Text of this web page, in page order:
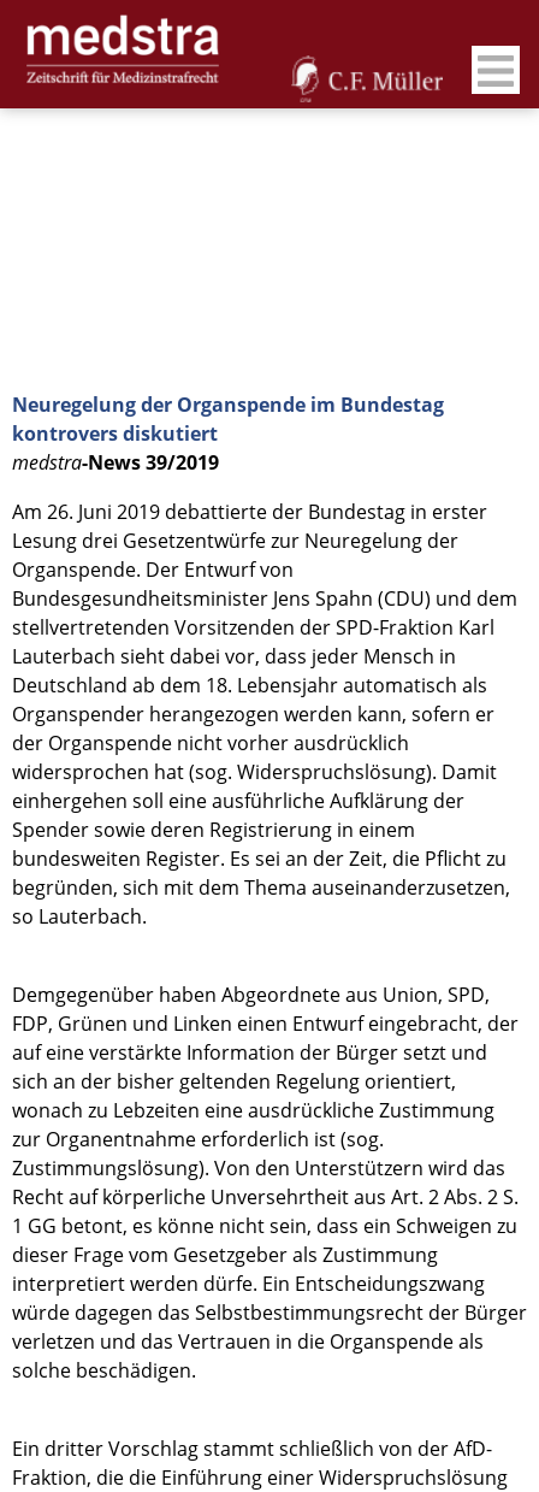
Neuregelung der Organspende im Bundestag
kontrovers diskutiert
medstra-News 39/2019
Am 26. Juni 2019 debattierte der Bundestag in erster
Lesung drei Gesetzentwürfe zur Neuregelung der
Organspende. Der Entwurf von
Bundesgesundheitsminister Jens Spahn (CDU) und dem
stellvertretenden Vorsitzenden der SPD-Fraktion Karl
Lauterbach sieht dabei vor, dass jeder Mensch in
Deutschland ab dem 18. Lebensjahr automatisch als
Organspender herangezogen werden kann, sofern er
der Organspende nicht vorher ausdrücklich
widersprochen hat (sog. Widerspruchslösung). Damit
einhergehen soll eine ausführliche Aufklärung der
Spender sowie deren Registrierung in einem
bundesweiten Register. Es sei an der Zeit, die Pflicht zu
begründen, sich mit dem Thema auseinanderzusetzen,
so Lauterbach.
Demgegenüber haben Abgeordnete aus Union, SPD,
FDP, Grünen und Linken einen Entwurf eingebracht, der
auf eine verstärkte Information der Bürger setzt und
sich an der bisher geltenden Regelung orientiert,
wonach zu Lebzeiten eine ausdrückliche Zustimmung
zur Organentnahme erforderlich ist (sog.
Zustimmungslösung). Von den Unterstützern wird das
Recht auf körperliche Unversehrtheit aus Art. 2 Abs. 2 S.
1 GG betont, es könne nicht sein, dass ein Schweigen zu
dieser Frage vom Gesetzgeber als Zustimmung
interpretiert werden dürfe. Ein Entscheidungszwang
würde dagegen das Selbstbestimmungsrecht der Bürger
verletzen und das Vertrauen in die Organspende als
solche beschädigen.
Ein dritter Vorschlag stammt schließlich von der AfD-
Fraktion, die die Einführung einer Widerspruchslösung